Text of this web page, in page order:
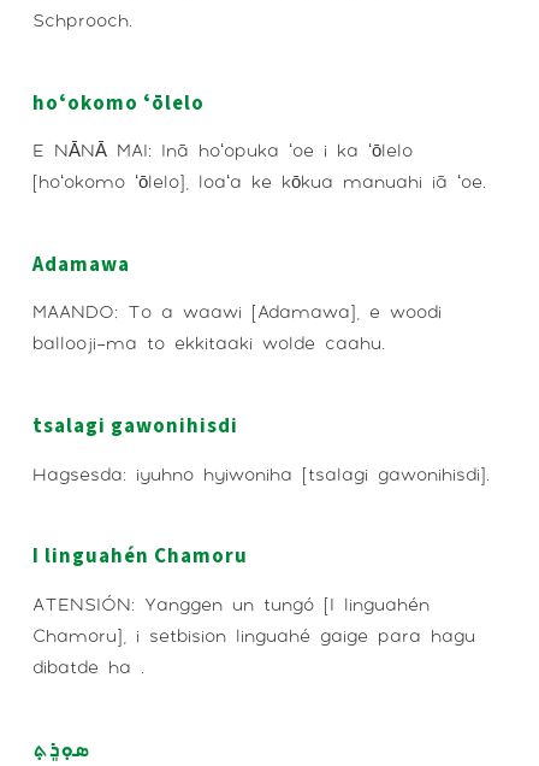
Schprooch.
hoʻokomo ʻōlelo
E NĀNĀ MAI: Inā hoʻopuka ʻoe i ka ʻōlelo
[hoʻokomo ʻōlelo], loaʻa ke kōkua manuahi iā ʻoe.
Adamawa
MAANDO: To a waawi [Adamawa], e woodi
ballooji-ma to ekkitaaki wolde caahu.
tsalagi gawonihisdi
Hagsesda: iyuhno hyiwoniha [tsalagi gawonihisdi].
I linguahén Chamoru
ATENSIÓN: Yanggen un tungó [I linguahén
Chamoru], i setbision linguahé gaige para hagu
dibatde ha .
ܣܘܼܪܸܬ݂